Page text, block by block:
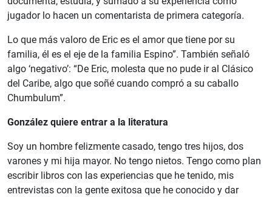
jugador lo hacen un comentarista de primera categoría.
Lo que más valoro de Eric es el amor que tiene por su
familia, él es el eje de la familia Espino”. También señaló
algo ‘negativo’: “De Eric, molesta que no pude ir al Clásico
del Caribe, algo que soñé cuando compró a su caballo
Chumbulum”.
González quiere entrar a la literatura
Soy un hombre felizmente casado, tengo tres hijos, dos
varones y mi hija mayor. No tengo nietos. Tengo como plan
escribir libros con las experiencias que he tenido, mis
entrevistas con la gente exitosa que he conocido y dar